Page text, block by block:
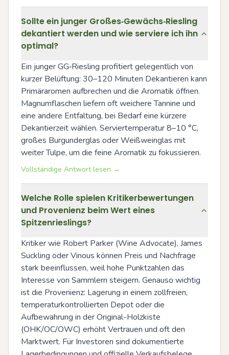
Sollte ein junger Großes‑Gewächs‑Riesling
dekantiert werden und wie serviere ich ihn
optimal?
Ein junger GG‑Riesling profitiert gelegentlich von
kurzer Belüftung: 30–120 Minuten Dekantieren kann
Primäraromen aufbrechen und die Aromatik öffnen.
Magnumflaschen liefern oft weichere Tannine und
eine andere Entfaltung, bei Bedarf eine kürzere
Dekantierzeit wählen. Serviertemperatur 8–10 °C,
großes Burgunderglas oder Weißweinglas mit
weiter Tulpe, um die feine Aromatik zu fokussieren.
Vollständige Antwort lesen →
Welche Rolle spielen Kritikerbewertungen
und Provenienz beim Wert eines
Spitzenrieslings?
Kritiker wie Robert Parker (Wine Advocate), James
Suckling oder Vinous können Preis und Nachfrage
stark beeinflussen, weil hohe Punktzahlen das
Interesse von Sammlern steigern. Genauso wichtig
ist die Provenienz: Lagerung in einem zollfreien,
temperaturkontrollierten Depot oder die
Aufbewahrung in der Original-Holzkiste
(OHK/OC/OWC) erhöht Vertrauen und oft den
Marktwert. Für Investoren sind dokumentierte